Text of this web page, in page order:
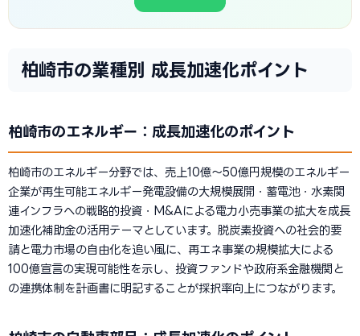
柏崎市の業種別 成長加速化ポイント
柏崎市のエネルギー：成長加速化のポイント
柏崎市のエネルギー分野では、売上10億〜50億円規模のエネルギー
企業が再生可能エネルギー発電設備の大規模展開・蓄電池・水素関
連インフラへの戦略的投資・M&Aによる電力小売事業の拡大を成長
加速化補助金の活用テーマとしています。脱炭素投資への社会的要
請と電力市場の自由化を追い風に、再エネ事業の規模拡大による
100億宣言の実現可能性を示し、投資ファンドや政府系金融機関と
の連携体制を計画書に明記することが採択率向上につながります。